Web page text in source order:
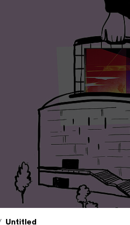
Untitled